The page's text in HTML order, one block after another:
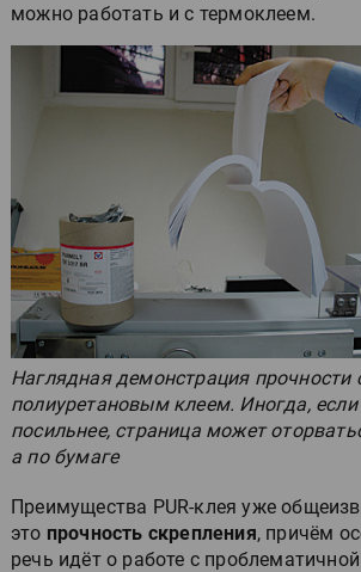
можно работать и с термоклеем.
Наглядная демонстрация прочности
полиуретановым клеем. Иногда, если
посильнее, страница может
а по бумаге
Преимущества PUR-клея уже
это прочность скрепления, причём
речь идёт о работе с